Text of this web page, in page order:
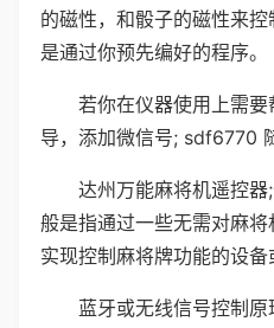
的磁性，和骰子的磁性来
是通过你预先编好的程序。
若你在仪器使用上需
导，添加微信号; sdf6770
达州万能麻将机遥控
般是指通过一些无需对麻
实现控制麻将牌功能的设备
蓝牙或无线信号控制